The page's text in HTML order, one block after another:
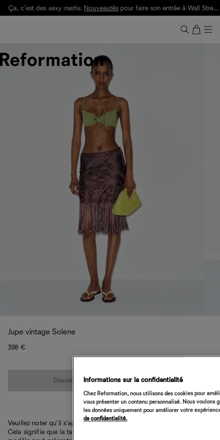
Ça, c'est des sexy maths. Nouveautés pour faire son entrée à Wall Street.
Jupe vintage Solene
398 €
Désolé, cet article n’est pas disponible
Veuillez noter qu'il s'agit d'une pièce vintage unique en son genre.
Cela signifie que la taille et la couleur peuvent varier et que le
Informations sur la confidentialité
Chez Reformation, nous utilisons des cookies pour
vous présenter un contenu personnalisé. Nous
les données uniquement pour améliorer votre
de confidentialité.